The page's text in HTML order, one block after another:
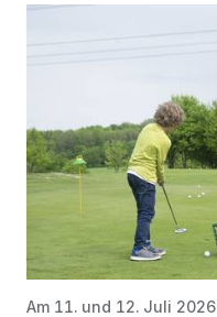
Am 11. und 12. Juli 2026